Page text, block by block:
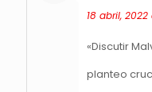
18 abril,
«Discutir
planteo